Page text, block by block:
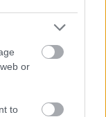
or
to